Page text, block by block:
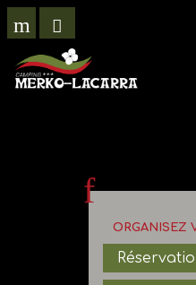
VISITE
VIRTUELLE
ORGANISEZ